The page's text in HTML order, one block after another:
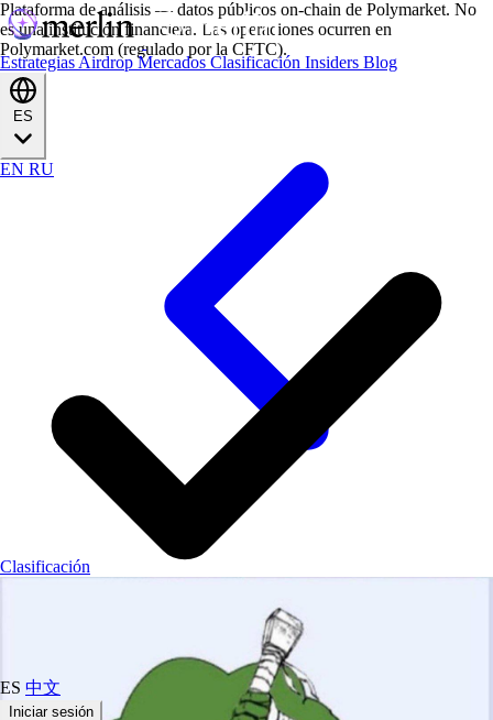
Estrategias AirdropMercados Clasificación Insiders Blog
EN RU
ES 中文
Iniciar sesión
Plataforma de análisis — datos públicos on-chain de Polymarket. No
es una institución financiera. Las operaciones ocurren en
Polymarket.com (regulado por la CFTC).
Clasificación